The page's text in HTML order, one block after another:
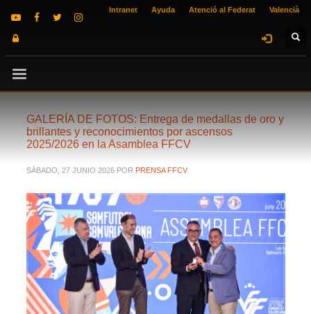
Intranet Ayuda Atenció al Federat Valencià
GALERÍA DE FOTOS: Entrega de medallas de oro y
brillantes y reconocimientos por ascensos
2025/2026 en la Asamblea FFCV
SÁBADO, 27 JUNIO 2026 POR PRENSA FFCV